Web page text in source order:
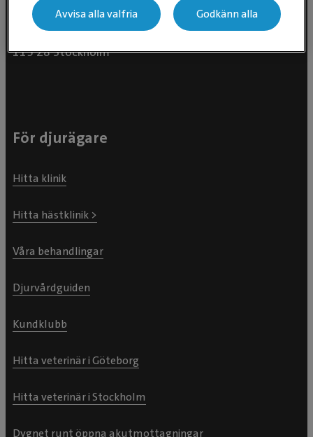
Evidensia Djursjukvård AB
Östhammarsgatan 74
115 28 Stockholm
För djurägare
Hitta klinik
Hitta hästklinik >
Våra behandlingar
Djurvårdguiden
Kundklubb
Hitta veterinär i Göteborg
Hitta veterinär i Stockholm
Dygnet runt öppna akutmottagningar
Avvisa alla valfria Godkänn alla